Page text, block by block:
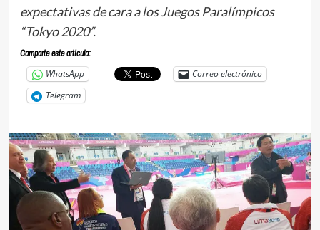
expectativas de cara a los Juegos Paralímpicos
“Tokyo 2020”.
Comparte este articulo:
WhatsApp
Correo electrónico
Telegram